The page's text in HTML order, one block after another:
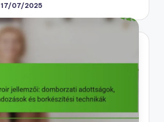
17/07/2025